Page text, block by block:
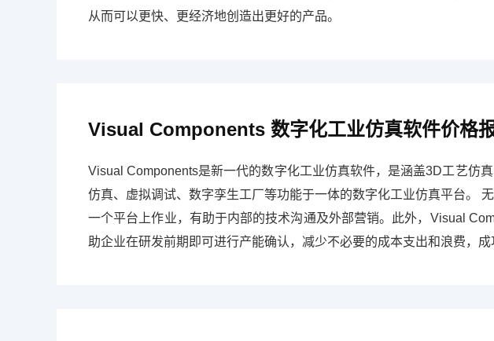
从而可以更快、更经济地创造出更好的产品。
Visual Components 数字化工业仿真软件价格
Visual Components是新一代的数字化工业仿真软件，是涵盖3D工艺仿
仿真、虚拟调试、数字孪生工厂等功能于一体的数字化工业仿真平台。
一个平台上作业，有助于内部的技术沟通及外部营销。此外，Visual
助企业在研发前期即可进行产能确认，减少不必要的成本支出和浪费，成